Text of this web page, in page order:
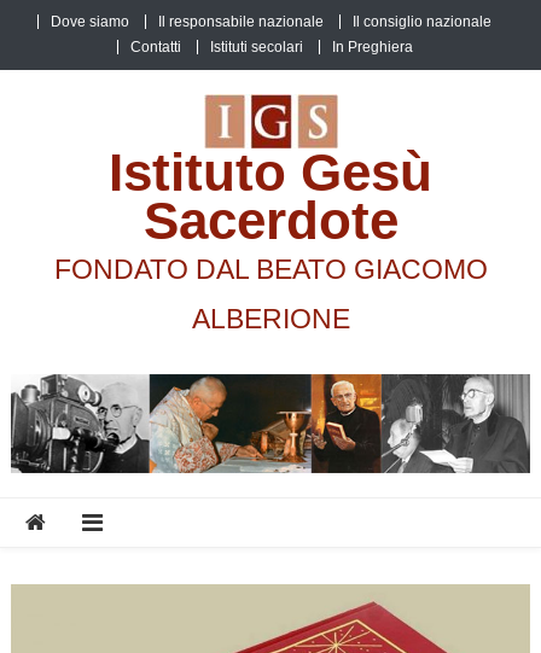
content
Dove siamo Il responsabile nazionale
Il consiglio nazionale
Contatti
Istituti secolari In Preghiera
Istituto Gesù
Sacerdote
FONDATO DAL BEATO GIACOMO
ALBERIONE